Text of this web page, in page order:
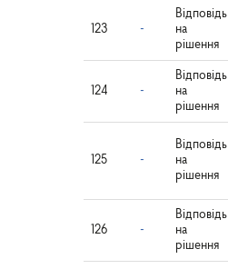
123 -
Відповідь
на
рішення
124 -
Відповідь
на
рішення
125 -
Відповідь
на
рішення
126 -
Відповідь
на
рішення